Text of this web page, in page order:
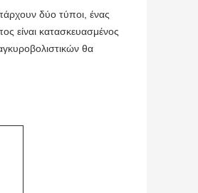
δύο τύποι, ένας
είναι κατασκευασμένος
θα